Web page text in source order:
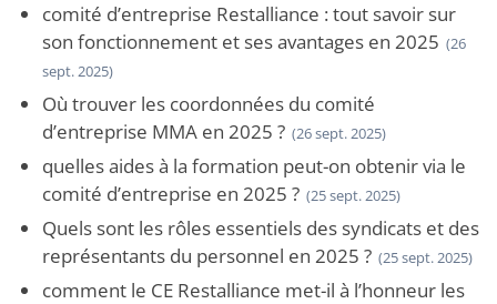
comité d’entreprise Restalliance : tout savoir sur
son fonctionnement et ses avantages en 2025 (26
sept. 2025)
Où trouver les coordonnées du comité
d’entreprise MMA en 2025 ? (26 sept. 2025)
quelles aides à la formation peut-on obtenir via le
comité d’entreprise en 2025 ? (25 sept. 2025)
Quels sont les rôles essentiels des syndicats et des
représentants du personnel en 2025 ? (25 sept. 2025)
comment le CE Restalliance met-il à l’honneur les